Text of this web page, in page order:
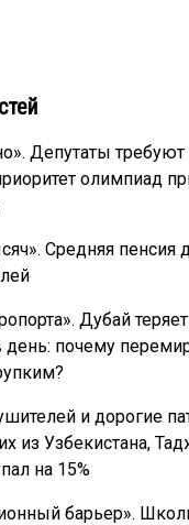
Депутаты требуют
олимпиад
Средняя пенсия
Дубай
день: почему
и дорогие
из Узбекистана,
на 15%
барьер».